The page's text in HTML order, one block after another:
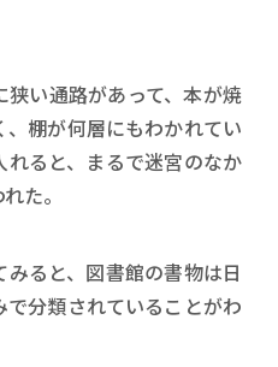
い通路があって、本が焼
棚が何層にもわかれてい
ると、まるで迷宮のなか
た。
ると、図書館の書物は日
分類されていることがわ